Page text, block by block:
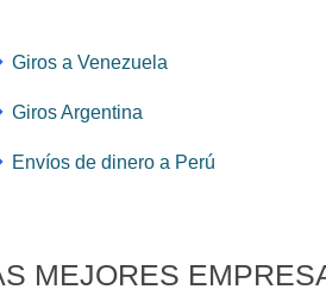
Giros a Venezuela
Giros Argentina
Envíos de dinero a Perú
MEJORES